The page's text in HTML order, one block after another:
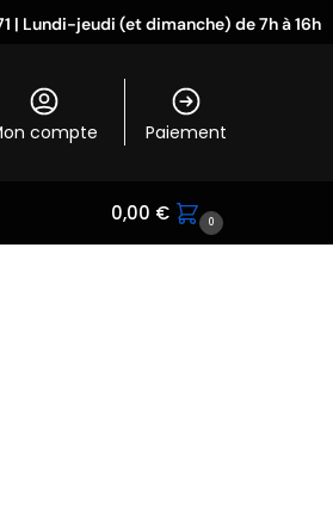
| Lundi-jeudi (et dimanche) de 7h à 16h
compte Paiement
0,00 € 0